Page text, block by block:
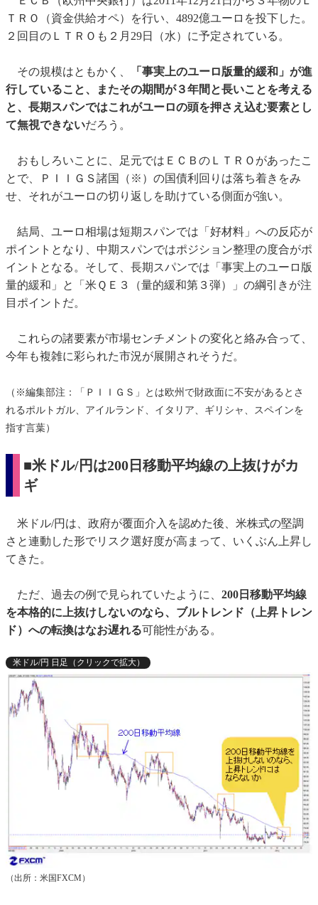
ＴＲＯ（資金供給オペ）を行い、4892億ユーロを投下した。
２回目のＬＴＲＯも２月29日（水）に予定されている。
その規模はともかく、
「事実上のユーロ版量的緩和」が進
行していること、またその期間が３年間と長いことを考える
と、長期スパンではこれがユーロの頭を押さえ込む要素とし
て無視できないだろう。
おもしろいことに、足元ではＥＣＢのＬＴＲＯがあったこ
とで、ＰＩＩＧＳ諸国（※）の国債利回りは落ち着きをみ
せ、それがユーロの切り返しを助けている側面が強い。
結局、ユーロ相場は短期スパンでは「好材料」への反応が
ポイントとなり、中期スパンではポジション整理の度合がポ
イントとなる。そして、長期スパンでは「事実上のユーロ版
量的緩和」と「米ＱＥ３（量的緩和第３弾）」の綱引きが注
目ポイントだ。
これらの諸要素が市場センチメントの変化と絡み合って、
今年も複雑に彩られた市況が展開されそうだ。
（※編集部注：「ＰＩＩＧＳ」とは欧州で財政面に不安があるとさ
れるポルトガル、アイルランド、イタリア、ギリシャ、スペインを
指す言葉）
■米ドル/円は200日移動平均線の上抜けがカ
ギ
米ドル/円は、政府が覆面介入を認めた後、米株式の堅調
さと連動した形でリスク選好度が高まって、いくぶん上昇し
てきた。
ただ、過去の例で見られていたように、 200日移動平均線
を本格的に上抜けしないのなら、ブルトレンド（上昇トレン
ド）への転換はなお遅れる可能性がある。
米ドル/円 日足（クリックで拡大）
（出所：米国FXCM）